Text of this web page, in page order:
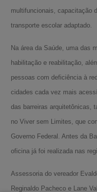
multifuncionais, capacitação
transporte escolar adaptado.
Na área da Saúde, uma das
habilitação e reabilitação,
pessoas com deficiência à
cidades cada vez mais
das barreiras arquitetônicas,
no Viver sem Limites, que
Governo Federal. Antes da
oficina já foi realizada nas
Assessoria do vereador
Reginaldo Pacheco e Lane